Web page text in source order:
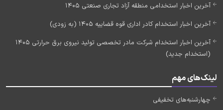
آخرین اخبار استخدامی منطقه آزاد تجاری صنعتی 1405
آخرین اخبار استخدام کادر اداری قوه قضاییه 1405 (به زودی)
آخرین اخبار استخدام شرکت مادر تخصصی تولید نیروی برق حرارتی 1405
(استخدام جدید)
لینک‌های مهم
چهارشنبه‌های تخفیفی